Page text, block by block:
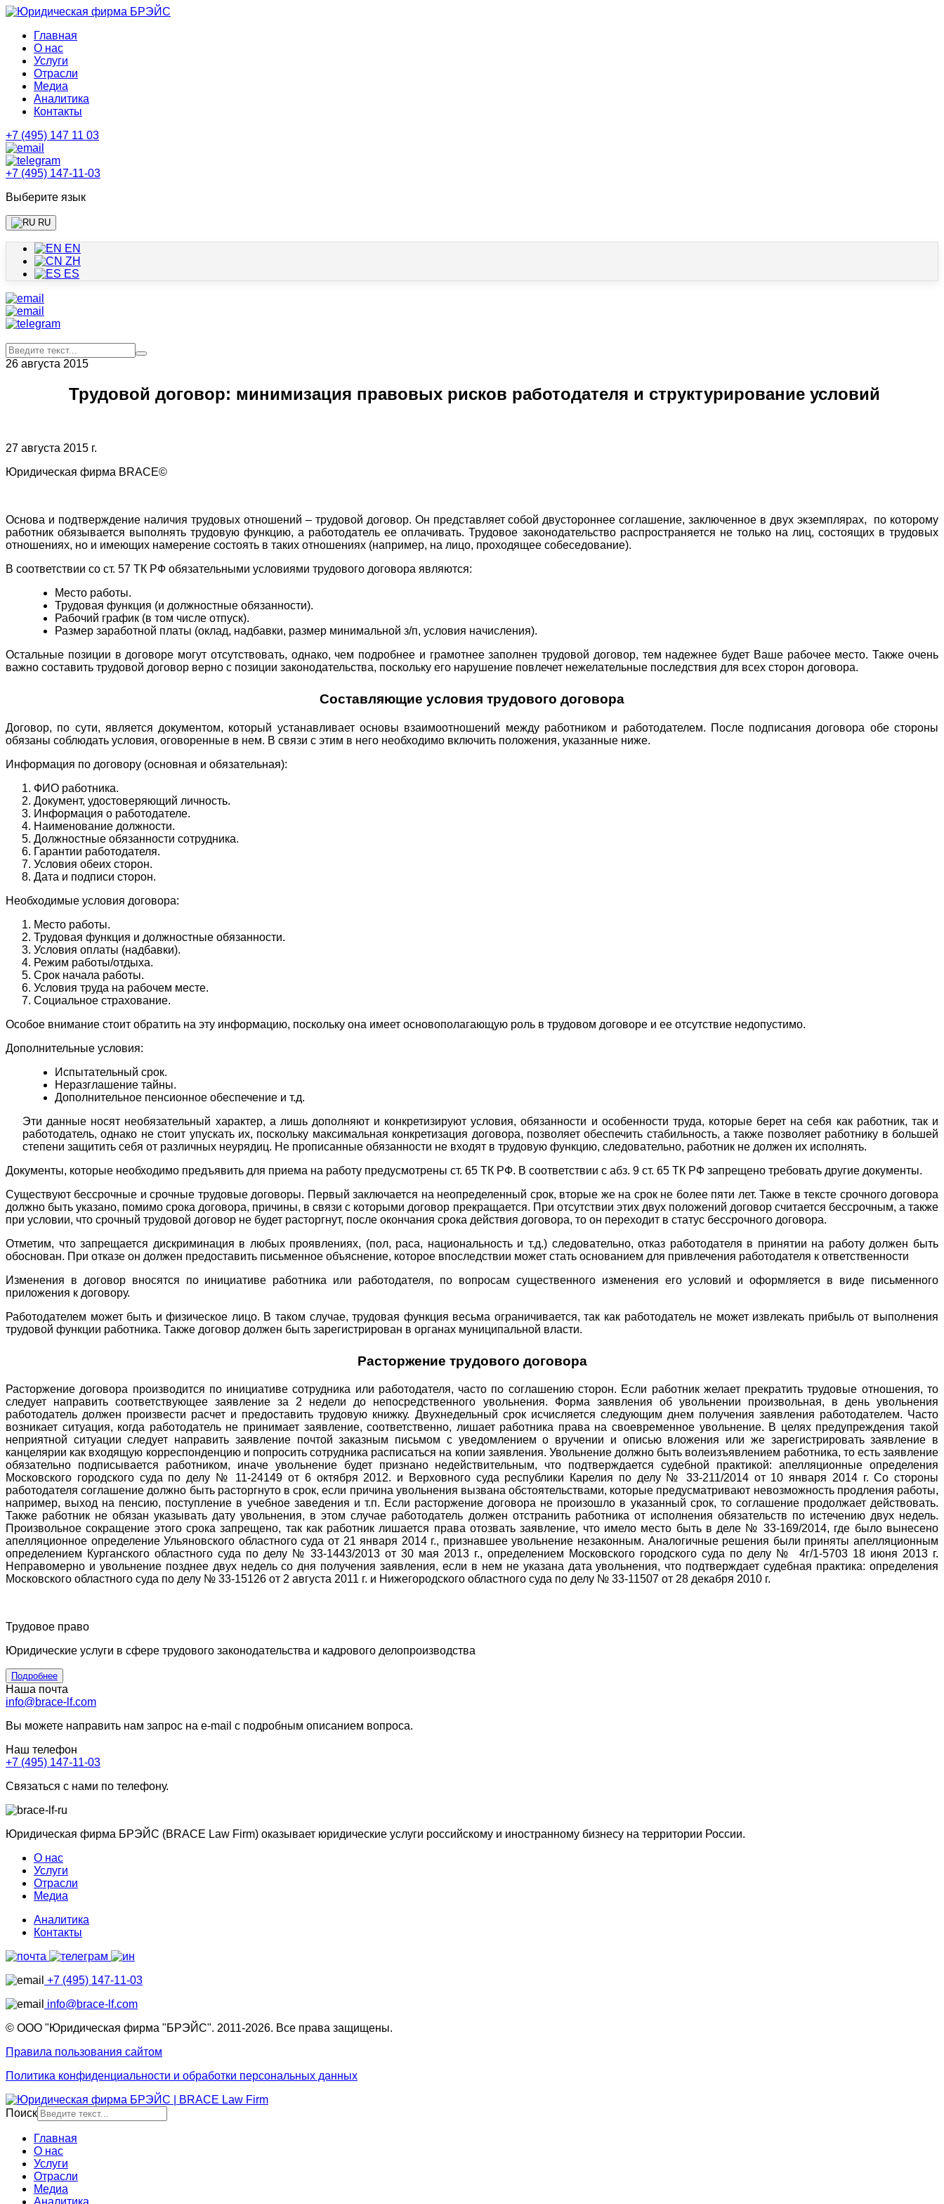
Главная
О нас
Услуги
Отрасли
Медиа
Аналитика
Контакты
+7 (495) 147 11 03
+7 (495) 147-11-03
Выберите язык
RU
EN
ZH
ES
26 августа 2015
Трудовой договор: минимизация правовых рисков работодателя и структурирование условий
27 августа 2015 г.
Юридическая фирма BRACE©
Основа и подтверждение наличия трудовых отношений – трудовой договор. Он представляет собой двустороннее соглашение, заключенное в двух экземплярах, по которому
работник обязывается выполнять трудовую функцию, а работодатель ее оплачивать. Трудовое законодательство распространяется не только на лиц, состоящих в трудовых
отношениях, но и имеющих намерение состоять в таких отношениях (например, на лицо, проходящее собеседование).
В соответствии со ст. 57 ТК РФ обязательными условиями трудового договора являются:
Место работы.
Трудовая функция (и должностные обязанности).
Рабочий график (в том числе отпуск).
Размер заработной платы (оклад, надбавки, размер минимальной з/п, условия начисления).
Остальные позиции в договоре могут отсутствовать, однако, чем подробнее и грамотнее заполнен трудовой договор, тем надежнее будет Ваше рабочее место. Также очень
важно составить трудовой договор верно с позиции законодательства, поскольку его нарушение повлечет нежелательные последствия для всех сторон договора.
Составляющие условия трудового договора
Договор, по сути, является документом, который устанавливает основы взаимоотношений между работником и работодателем. После подписания договора обе стороны
обязаны соблюдать условия, оговоренные в нем. В связи с этим в него необходимо включить положения, указанные ниже.
Информация по договору (основная и обязательная):
ФИО работника.
Документ, удостоверяющий личность.
Информация о работодателе.
Наименование должности.
Должностные обязанности сотрудника.
Гарантии работодателя.
Условия обеих сторон.
Дата и подписи сторон.
Необходимые условия договора:
Место работы.
Трудовая функция и должностные обязанности.
Условия оплаты (надбавки).
Режим работы/отдыха.
Срок начала работы.
Условия труда на рабочем месте.
Социальное страхование.
Особое внимание стоит обратить на эту информацию, поскольку она имеет основополагающую роль в трудовом договоре и ее отсутствие недопустимо.
Дополнительные условия:
Испытательный срок.
Неразглашение тайны.
Дополнительное пенсионное обеспечение и т.д.
Эти данные носят необязательный характер, а лишь дополняют и конкретизируют условия, обязанности и особенности труда, которые берет на себя как работник, так и
работодатель, однако не стоит упускать их, поскольку максимальная конкретизация договора, позволяет обеспечить стабильность, а также позволяет работнику в большей
степени защитить себя от различных неурядиц. Не прописанные обязанности не входят в трудовую функцию, следовательно, работник не должен их исполнять.
Документы, которые необходимо предъявить для приема на работу предусмотрены ст. 65 ТК РФ. В соответствии с абз. 9 ст. 65 ТК РФ запрещено требовать другие документы.
Существуют бессрочные и срочные трудовые договоры. Первый заключается на неопределенный срок, вторые же на срок не более пяти лет. Также в тексте срочного договора
должно быть указано, помимо срока договора, причины, в связи с которыми договор прекращается. При отсутствии этих двух положений договор считается бессрочным, а также
при условии, что срочный трудовой договор не будет расторгнут, после окончания срока действия договора, то он переходит в статус бессрочного договора.
Отметим, что запрещается дискриминация в любых проявлениях, (пол, раса, национальность и т.д.) следовательно, отказ работодателя в принятии на работу должен быть
обоснован. При отказе он должен предоставить письменное объяснение, которое впоследствии может стать основанием для привлечения работодателя к ответственности
Изменения в договор вносятся по инициативе работника или работодателя, по вопросам существенного изменения его условий и оформляется в виде письменного
приложения к договору.
Работодателем может быть и физическое лицо. В таком случае, трудовая функция весьма ограничивается, так как работодатель не может извлекать прибыль от выполнения
трудовой функции работника. Также договор должен быть зарегистрирован в органах муниципальной власти.
Расторжение трудового договора
Расторжение договора производится по инициативе сотрудника или работодателя, часто по соглашению сторон. Если работник желает прекратить трудовые отношения, то
следует направить соответствующее заявление за 2 недели до непосредственного увольнения. Форма заявления об увольнении произвольная, в день увольнения
работодатель должен произвести расчет и предоставить трудовую книжку. Двухнедельный срок исчисляется следующим днем получения заявления работодателем. Часто
возникает ситуация, когда работодатель не принимает заявление, соответственно, лишает работника права на своевременное увольнение. В целях предупреждения такой
неприятной ситуации следует направить заявление почтой заказным письмом с уведомлением о вручении и описью вложения или же зарегистрировать заявление в
канцелярии как входящую корреспонденцию и попросить сотрудника расписаться на копии заявления. Увольнение должно быть волеизъявлением работника, то есть заявление
обязательно подписывается работником, иначе увольнение будет признано недействительным, что подтверждается судебной практикой: апелляционные определения
Московского городского суда по делу № 11-24149 от 6 октября 2012. и Верховного суда республики Карелия по делу № 33-211/2014 от 10 января 2014 г. Со стороны
работодателя соглашение должно быть расторгнуто в срок, если причина увольнения вызвана обстоятельствами, которые предусматривают невозможность продления работы,
например, выход на пенсию, поступление в учебное заведения и т.п. Если расторжение договора не произошло в указанный срок, то соглашение продолжает действовать.
Также работник не обязан указывать дату увольнения, в этом случае работодатель должен отстранить работника от исполнения обязательств по истечению двух недель.
Произвольное сокращение этого срока запрещено, так как работник лишается права отозвать заявление, что имело место быть в деле № 33-169/2014, где было вынесено
апелляционное определение Ульяновского областного суда от 21 января 2014 г., признавшее увольнение незаконным. Аналогичные решения были приняты апелляционным
определением Курганского областного суда по делу № 33-1443/2013 от 30 мая 2013 г., определением Московского городского суда по делу № 4г/1-5703 18 июня 2013 г.
Неправомерно и увольнение позднее двух недель со дня получения заявления, если в нем не указана дата увольнения, что подтверждает судебная практика: определения
Московского областного суда по делу № 33-15126 от 2 августа 2011 г. и Нижегородского областного суда по делу № 33-11507 от 28 декабря 2010 г.
Трудовое право
Юридические услуги в сфере трудового законодательства и кадрового делопроизводства
Подробнее
Наша почта
info@brace-lf.com
Вы можете направить нам запрос на e-mail с подробным описанием вопроса.
Наш телефон
+7 (495) 147-11-03
Связаться с нами по телефону.
Юридическая фирма БРЭЙС (BRACE Law Firm) оказывает юридические услуги российскому и иностранному бизнесу на территории России.
О нас
Услуги
Отрасли
Медиа
Аналитика
Контакты
+7 (495) 147-11-03
info@brace-lf.com
© ООО "Юридическая фирма "БРЭЙС". 2011-2026. Все права защищены.
Правила пользования сайтом
Политика конфиденциальности и обработки персональных данных
Поиск
Главная
О нас
Услуги
Отрасли
Медиа